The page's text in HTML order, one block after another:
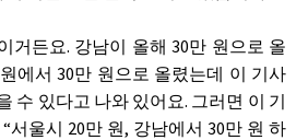
거든요. 강남이 올해 30만 원으로 올
에서 30만 원으로 올렸는데 이 기사
수 있다고 나와 있어요. 그러면 이 기
서울시 20만 원, 강남에서 30만 원 하